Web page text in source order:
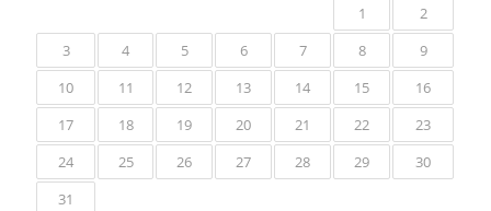
1
2
3
4 5 6 7 8
9
10
11 12 13 14 15
16
17
18 19 20 21 22
23
24
25 26 27 28 29
30
31